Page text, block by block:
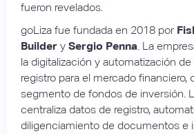
fueron revelados.
goLiza fue fundada en 2018 por
Builder y Sergio Penna. La
la digitalización y automatización
registro para el mercado financiero,
segmento de fondos de inversión.
centraliza datos de registro,
diligenciamiento de documentos e